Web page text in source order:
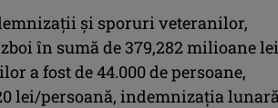
şi sporuri veteranilor,
în sumă de 379,282 milioane
a fost de 44.000 de persoane,
lei/persoană, indemnizaţia